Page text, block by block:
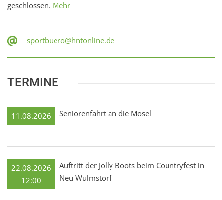
geschlossen. Mehr
sportbuero@hntonline.de
TERMINE
11.08.2026 Seniorenfahrt an die Mosel
22.08.2026
12:00
Auftritt der Jolly Boots beim Countryfest in
Neu Wulmstorf